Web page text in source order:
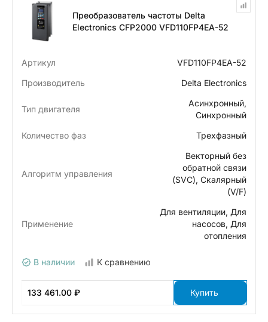
Преобразователь частоты Delta
Electronics CFP2000 VFD110FP4EA-52
Артикул
VFD110FP4EA-52
Производитель
Delta Electronics
Тип двигателя
Асинхронный,
Синхронный
Количество фаз
Трехфазный
Алгоритм управления
Векторный без
обратной связи
(SVC), Скалярный
(V/F)
Применение
Для вентиляции, Для
насосов, Для
отопления
В наличии К сравнению
133 461.00 ₽ Купить